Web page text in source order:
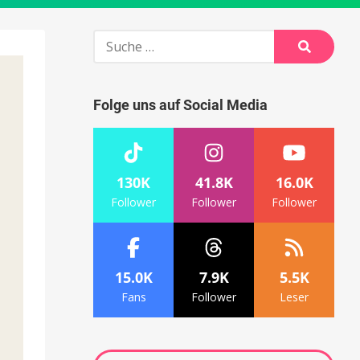
Suche
Suche
Folge uns auf Social Media
130K
Follower
41.8K
Follower
16.0K
Follower
15.0K
Fans
7.9K
Follower
5.5K
Leser